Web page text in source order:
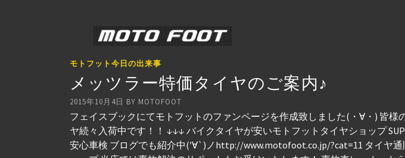
モトフット今日の出来事
メッツラー特価タイヤのご案内♪
2015年10月4日 BY MOTOFOOT
フェイスブックにてモトフットのファンページを作成致しました(・∀・) 皆
ヤ続々入荷中です！！ ↓↓↓ バイクタイヤが安いモトフットタイヤショップ
安心車検 ブログでも紹介中(′∀`)ノhttp://www.motofoot.co.jp/?cat=11 タイヤ